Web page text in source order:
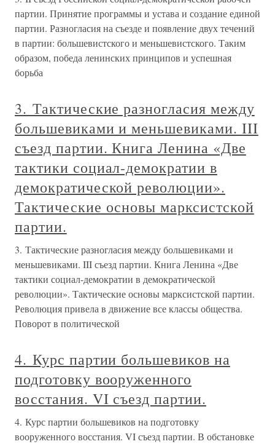
партии. Принятие программы и устава и создание единой
партии. Разногласия на съезде и появление двух течений
в партии: большевистского и меньшевистского. Таким
образом, победа ленинских принципов и успешная
борьба
3. Тактические разногласия между
большевиками и меньшевиками. III
съезд партии. Книга Ленина «Две
тактики социал-демократии в
демократической революции».
Тактические основы марксистской
партии.
3. Тактические разногласия между большевиками и
меньшевиками. III съезд партии. Книга Ленина «Две
тактики социал-демократии в демократической
революции». Тактические основы марксистской партии.
Революция привела в движение все классы общества.
Поворот в политической
4. Курс партии большевиков на
подготовку вооруженного
восстания. VI съезд партии.
4. Курс партии большевиков на подготовку
вооруженного восстания. VI съезд партии. В обстановке